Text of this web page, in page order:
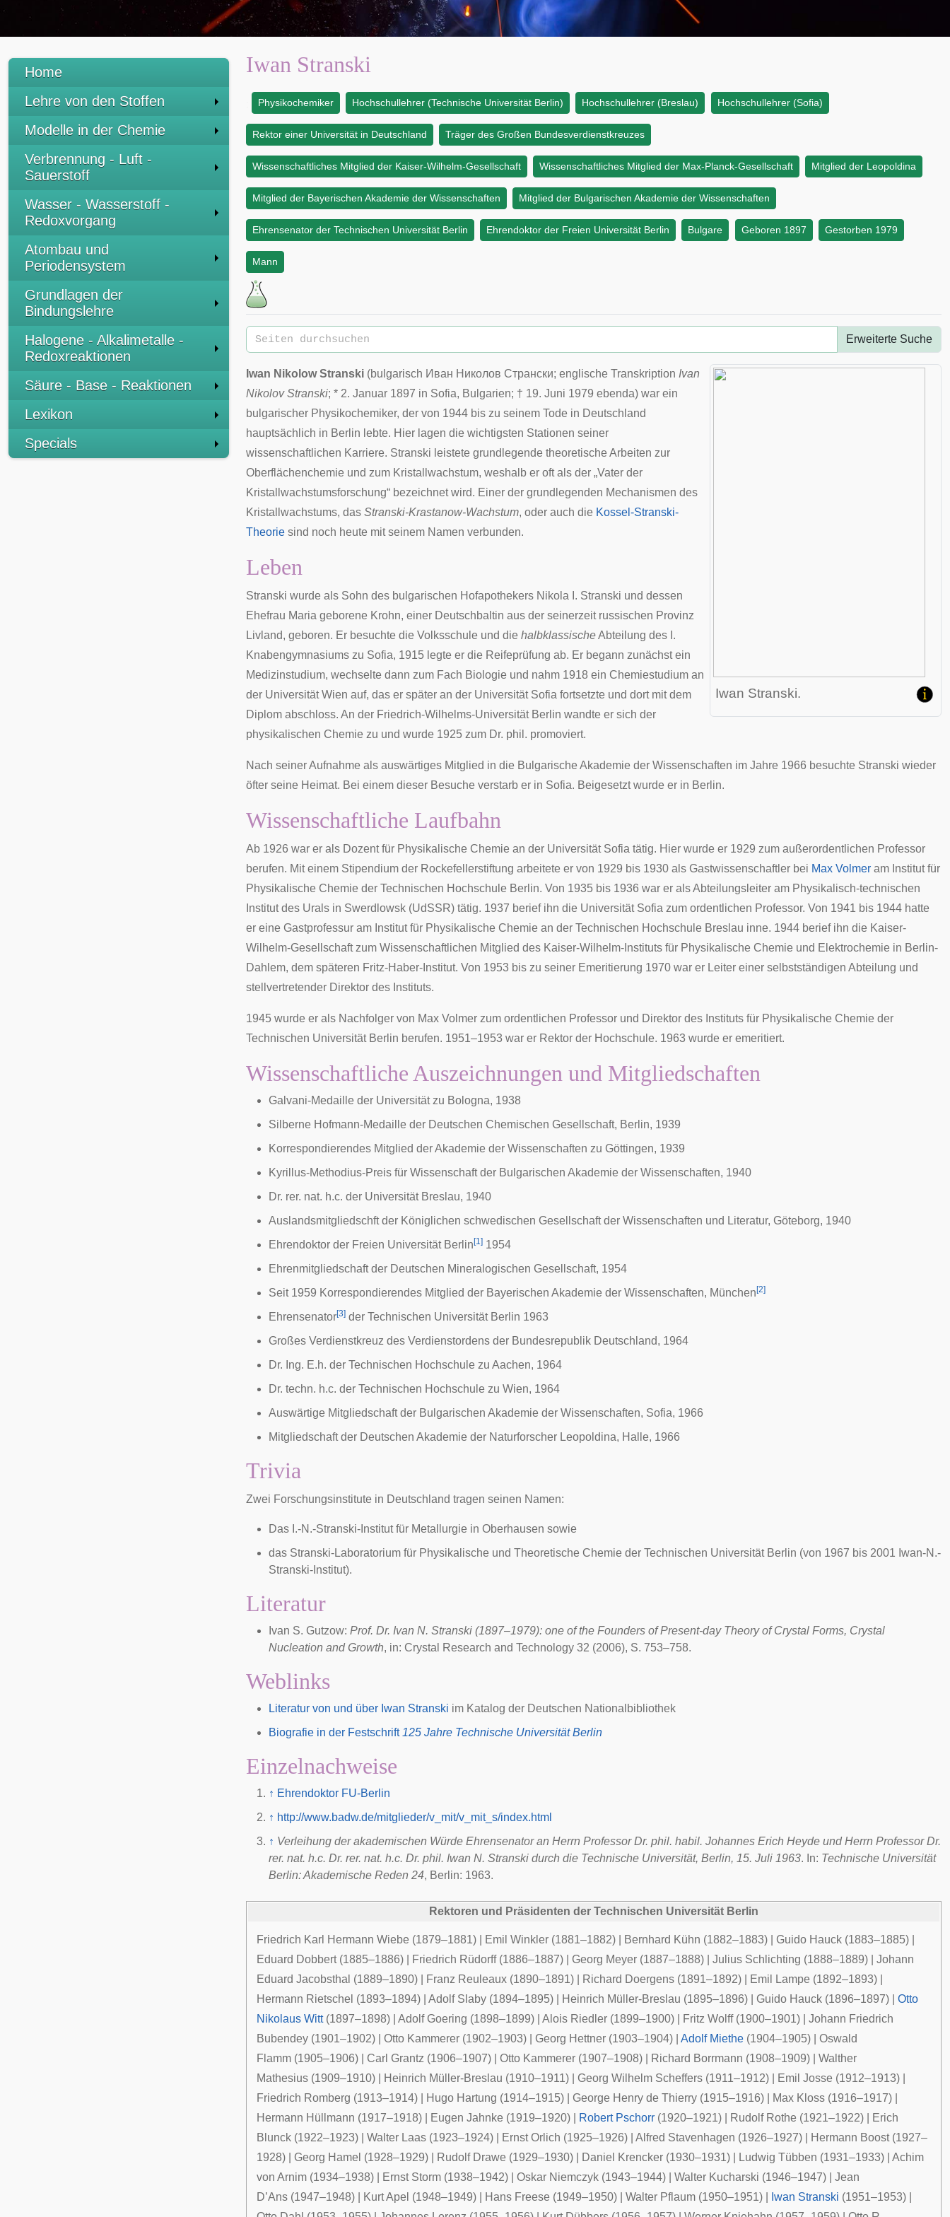
Home
Lehre von den Stoffen
Modelle in der Chemie
Verbrennung - Luft -
Sauerstoff
Wasser - Wasserstoff -
Redoxvorgang
Atombau und
Periodensystem
Grundlagen der
Bindungslehre
Halogene - Alkalimetalle -
Redoxreaktionen
Säure - Base - Reaktionen
Lexikon
Specials
Iwan Stranski
Physikochemiker Hochschullehrer (Technische Universität Berlin) Hochschullehrer (Breslau) Hochschullehrer (Sofia)
Rektor einer Universität in Deutschland Träger des Großen Bundesverdienstkreuzes
Wissenschaftliches Mitglied der Kaiser-Wilhelm-Gesellschaft Wissenschaftliches Mitglied der Max-Planck-Gesellschaft Mitglied der Leopoldina
Mitglied der Bayerischen Akademie der Wissenschaften Mitglied der Bulgarischen Akademie der Wissenschaften
Ehrensenator der Technischen Universität Berlin Ehrendoktor der Freien Universität Berlin Bulgare Geboren 1897 Gestorben 1979
Mann
Erweiterte Suche
Iwan Stranski.
Iwan Nikolow Stranski (bulgarisch Иван Николов Странски; englische Transkription Ivan
Nikolov Stranski; * 2. Januar 1897 in Sofia, Bulgarien; † 19. Juni 1979 ebenda) war ein
bulgarischer Physikochemiker, der von 1944 bis zu seinem Tode in Deutschland
hauptsächlich in Berlin lebte. Hier lagen die wichtigsten Stationen seiner
wissenschaftlichen Karriere. Stranski leistete grundlegende theoretische Arbeiten zur
Oberflächenchemie und zum Kristallwachstum, weshalb er oft als der „Vater der
Kristallwachstumsforschung“ bezeichnet wird. Einer der grundlegenden Mechanismen des
Kristallwachstums, das Stranski-Krastanow-Wachstum, oder auch die Kossel-Stranski-
Theorie sind noch heute mit seinem Namen verbunden.
Leben
Stranski wurde als Sohn des bulgarischen Hofapothekers Nikola I. Stranski und dessen
Ehefrau Maria geborene Krohn, einer Deutschbaltin aus der seinerzeit russischen Provinz
Livland, geboren. Er besuchte die Volksschule und die halbklassischeAbteilung des I.
Knabengymnasiums zu Sofia, 1915 legte er die Reifeprüfung ab. Er begann zunächst ein
Medizinstudium, wechselte dann zum Fach Biologie und nahm 1918 ein Chemiestudium an
der Universität Wien auf, das er später an der Universität Sofia fortsetzte und dort mit dem
Diplom abschloss. An der Friedrich-Wilhelms-Universität Berlin wandte er sich der
physikalischen Chemie zu und wurde 1925 zum Dr. phil. promoviert.
Nach seiner Aufnahme als auswärtiges Mitglied in die Bulgarische Akademie der Wissenschaften im Jahre 1966 besuchte Stranski wieder
öfter seine Heimat. Bei einem dieser Besuche verstarb er in Sofia. Beigesetzt wurde er in Berlin.
Wissenschaftliche Laufbahn
Ab 1926 war er als Dozent für Physikalische Chemie an der Universität Sofia tätig. Hier wurde er 1929 zum außerordentlichen Professor
berufen. Mit einem Stipendium der Rockefellerstiftung arbeitete er von 1929 bis 1930 als Gastwissenschaftler bei Max Volmer am Institut für
Physikalische Chemie der Technischen Hochschule Berlin. Von 1935 bis 1936 war er als Abteilungsleiter am Physikalisch-technischen
Institut des Urals in Swerdlowsk (UdSSR) tätig. 1937 berief ihn die Universität Sofia zum ordentlichen Professor. Von 1941 bis 1944 hatte
er eine Gastprofessur am Institut für Physikalische Chemie an der Technischen Hochschule Breslau inne. 1944 berief ihn die Kaiser-
Wilhelm-Gesellschaftzum Wissenschaftlichen Mitglied des Kaiser-Wilhelm-Instituts für Physikalische Chemie und Elektrochemie in Berlin-
Dahlem, dem späteren Fritz-Haber-Institut. Von 1953 bis zu seiner Emeritierung 1970 war er Leiter einer selbstständigen Abteilung und
stellvertretender Direktor des Instituts.
1945 wurde er als Nachfolger von Max Volmer zum ordentlichen Professor und Direktor des Instituts für Physikalische Chemie der
Technischen Universität Berlin berufen. 1951–1953 war er Rektor der Hochschule. 1963 wurde er emeritiert.
Wissenschaftliche Auszeichnungen und Mitgliedschaften
Galvani-Medaille der Universität zu Bologna, 1938
Silberne Hofmann-Medaille der Deutschen Chemischen Gesellschaft, Berlin, 1939
Korrespondierendes Mitglied der Akademie der Wissenschaften zu Göttingen, 1939
Kyrillus-Methodius-Preis für Wissenschaft der Bulgarischen Akademie der Wissenschaften, 1940
Dr. rer. nat. h.c. der Universität Breslau, 1940
Auslandsmitgliedschft der Königlichen schwedischen Gesellschaft der Wissenschaften und Literatur, Göteborg, 1940
Ehrendoktor der Freien Universität Berlin [1] 1954
Ehrenmitgliedschaft der Deutschen Mineralogischen Gesellschaft, 1954
Seit 1959 Korrespondierendes Mitglied der Bayerischen Akademie der Wissenschaften, München [2]
Ehrensenator[3] der Technischen Universität Berlin 1963
Großes Verdienstkreuz des Verdienstordens der Bundesrepublik Deutschland, 1964
Dr. Ing. E.h. der Technischen Hochschule zu Aachen, 1964
Dr. techn. h.c. der Technischen Hochschule zu Wien, 1964
Auswärtige Mitgliedschaft der Bulgarischen Akademie der Wissenschaften, Sofia, 1966
Mitgliedschaft der Deutschen Akademie der Naturforscher Leopoldina, Halle, 1966
Trivia
Zwei Forschungsinstitute in Deutschland tragen seinen Namen:
Das I.-N.-Stranski-Institut für Metallurgie in Oberhausen sowie
das Stranski-Laboratorium für Physikalische und Theoretische Chemie der Technischen Universität Berlin (von 1967 bis 2001 Iwan-N.-
Stranski-Institut).
Literatur
Ivan S. Gutzow: Prof. Dr. Ivan N. Stranski (1897–1979): one of the Founders of Present-day Theory of Crystal Forms, Crystal
Nucleation and Growth, in: Crystal Research and Technology 32 (2006), S. 753–758.
Weblinks
Literatur von und über Iwan Stranski im Katalog der Deutschen Nationalbibliothek
Biografie in der Festschrift 125 Jahre Technische Universität Berlin
Einzelnachweise
↑ Ehrendoktor FU-Berlin
↑ http://www.badw.de/mitglieder/v_mit/v_mit_s/index.html
↑ Verleihung der akademischen Würde Ehrensenator an Herrn Professor Dr. phil. habil. Johannes Erich Heyde und Herrn Professor Dr.
rer. nat. h.c. Dr. rer. nat. h.c. Dr. phil. Iwan N. Stranski durch die Technische Universität, Berlin, 15. Juli 1963. In: Technische Universität
Berlin: Akademische Reden 24, Berlin: 1963.
Rektoren und Präsidenten der Technischen Universität Berlin
Friedrich Karl Hermann Wiebe (1879–1881) | Emil Winkler (1881–1882) | Bernhard Kühn (1882–1883) | Guido Hauck (1883–1885) |
Eduard Dobbert(1885–1886) | Friedrich Rüdorff(1886–1887) | Georg Meyer (1887–1888) | Julius Schlichting (1888–1889) | Johann
Eduard Jacobsthal (1889–1890) | Franz Reuleaux (1890–1891) | Richard Doergens (1891–1892) | Emil Lampe (1892–1893) |
Hermann Rietschel (1893–1894) | Adolf Slaby (1894–1895) | Heinrich Müller-Breslau (1895–1896) | Guido Hauck (1896–1897) | Otto
Nikolaus Witt(1897–1898) | Adolf Goering (1898–1899) | Alois Riedler (1899–1900) | Fritz Wolff(1900–1901) | Johann Friedrich
Bubendey (1901–1902) | Otto Kammerer (1902–1903) | Georg Hettner (1903–1904) | Adolf Miethe (1904–1905) | Oswald
Flamm (1905–1906) | Carl Grantz (1906–1907) | Otto Kammerer (1907–1908) | Richard Borrmann (1908–1909) | Walther
Mathesius (1909–1910) | Heinrich Müller-Breslau (1910–1911) | Georg Wilhelm Scheffers (1911–1912) | Emil Josse (1912–1913) |
Friedrich Romberg (1913–1914) | Hugo Hartung (1914–1915) | George Henry de Thierry (1915–1916) | Max Kloss (1916–1917) |
Hermann Hüllmann (1917–1918) | Eugen Jahnke (1919–1920) | Robert Pschorr (1920–1921) | Rudolf Rothe (1921–1922) |
Erich
Blunck (1922–1923) | Walter Laas (1923–1924) | Ernst Orlich (1925–1926) | Alfred Stavenhagen (1926–1927) | Hermann Boost(1927–
1928) | Georg Hamel (1928–1929) | Rudolf Drawe (1929–1930) | Daniel Krencker (1930–1931) | Ludwig Tübben (1931–1933) | Achim
von Arnim (1934–1938) | Ernst Storm (1938–1942) | Oskar Niemczyk (1943–1944) | Walter Kucharski (1946–1947) | Jean
D’Ans (1947–1948) | Kurt Apel (1948–1949) | Hans Freese (1949–1950) | Walter Pflaum (1950–1951) | Iwan Stranski (1951–1953) |